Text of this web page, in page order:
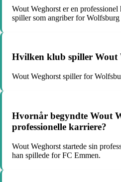
Wout Weghorst er en
spiller som angriber for
Hvilken klub spiller Wout
Wout Weghorst spiller for
Hvornår begyndte Wout
professionelle karriere?
Wout Weghorst startede sin
han spillede for FC Emmen.